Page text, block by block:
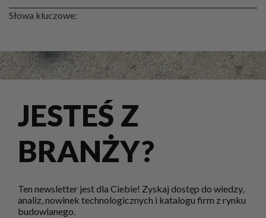
Słowa kluczowe:
JESTEŚ Z
BRANŻY?
Ten newsletter jest dla Ciebie! Zyskaj dostęp do wiedzy,
analiz, nowinek technologicznych i katalogu firm z rynku
budowlanego.